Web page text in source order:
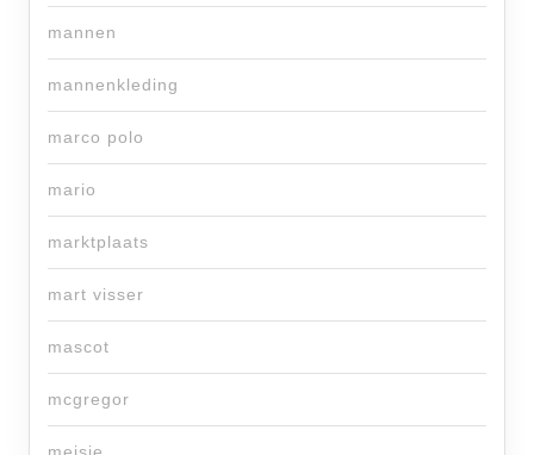
mannen
mannenkleding
marco polo
mario
marktplaats
mart visser
mascot
mcgregor